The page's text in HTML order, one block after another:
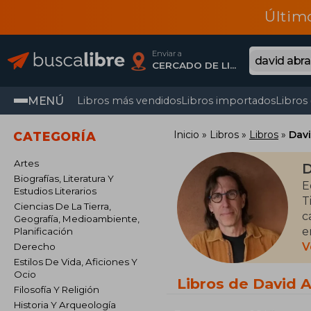
Enviar a
CERCADO DE LIMA, Lima
MENÚ Libros más vendidosLibros importadosLibros
CATEGORÍA
Artes
Biografías, Literatura Y
Estudios Literarios
Ciencias De La Tierra,
Geografía, Medioambiente,
Planificación
Derecho
Estilos De Vida, Aficiones Y
Ocio
Filosofía Y Religión
Historia Y Arqueología
Inicio Libros Libros
Libros de David